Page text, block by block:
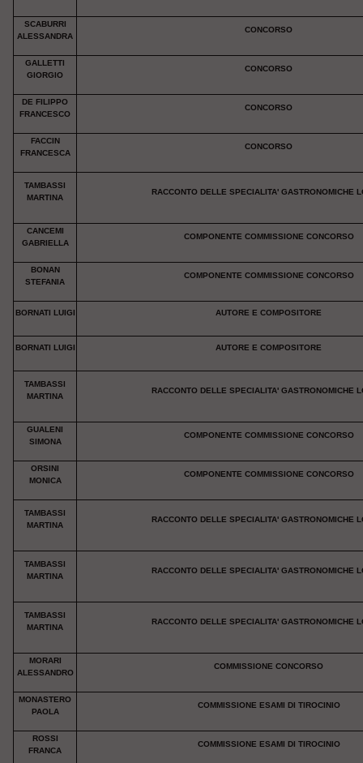
SCABURRI
ALESSANDRA
CONCORSO
GALLETTI
GIORGIO
CONCORSO
DE FILIPPO
FRANCESCO
CONCORSO
FACCIN
FRANCESCA
CONCORSO
TAMBASSI
MARTINA
RACCONTO DELLE SPECIALITA' GASTRONOMICHE
CANCEMI
GABRIELLA
COMPONENTE COMMISSIONE CONCORSO
BONAN
STEFANIA
COMPONENTE COMMISSIONE CONCORSO
BORNATI LUIGI AUTORE E COMPOSITORE
BORNATI LUIGI AUTORE E COMPOSITORE
TAMBASSI
MARTINA
RACCONTO DELLE SPECIALITA' GASTRONOMICHE
GUALENI
SIMONA
COMPONENTE COMMISSIONE CONCORSO
ORSINI
MONICA
COMPONENTE COMMISSIONE CONCORSO
TAMBASSI
MARTINA
RACCONTO DELLE SPECIALITA' GASTRONOMICHE
TAMBASSI
MARTINA
RACCONTO DELLE SPECIALITA' GASTRONOMICHE
TAMBASSI
MARTINA
RACCONTO DELLE SPECIALITA' GASTRONOMICHE
MORARI
ALESSANDRO
COMMISSIONE CONCORSO
MONASTERO
PAOLA
COMMISSIONE ESAMI DI TIROCINIO
ROSSI
FRANCA
COMMISSIONE ESAMI DI TIROCINIO